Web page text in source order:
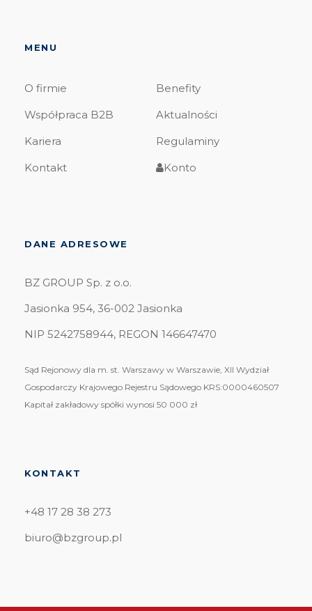
MENU
O firmie
Benefity
Współpraca B2B
Aktualności
Kariera
Regulaminy
Kontakt
Konto
DANE ADRESOWE
BZ GROUP Sp. z o.o.
Jasionka 954, 36-002 Jasionka
NIP 5242758944, REGON 146647470
Sąd Rejonowy dla m. st. Warszawy w Warszawie, XII Wydział
Gospodarczy Krajowego Rejestru Sądowego KRS:0000460507
Kapitał zakładowy spółki wynosi 50 000 zł
KONTAKT
+48 17 28 38 273
biuro@bzgroup.pl